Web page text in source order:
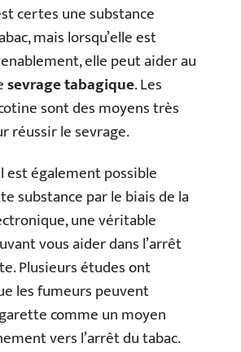
certes une substance
mais lorsqu’elle est
elle peut aider au
sevrage tabagique. Les
sont des moyens très
réussir le sevrage.
est également possible
substance par le biais de la
une véritable
vous aider dans l’arrêt
Plusieurs études ont
les fumeurs peuvent
comme un moyen
vers l’arrêt du tabac.